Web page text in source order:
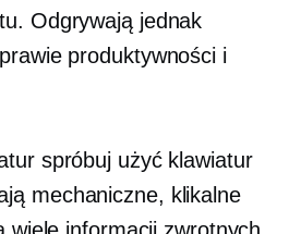
Odgrywają jednak
produktywności i
spróbuj użyć klawiatur
mechaniczne, klikalne